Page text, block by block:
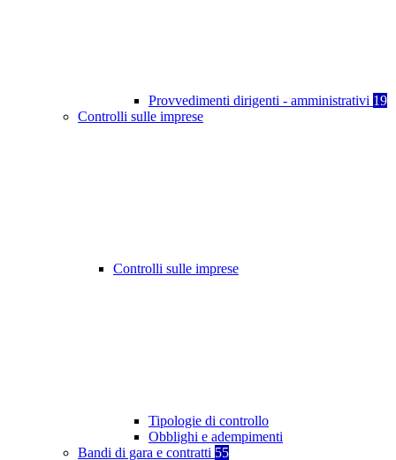
Provvedimenti dirigenti - amministrativi 19
Controlli sulle imprese
Controlli sulle imprese
Tipologie di controllo
Obblighi e adempimenti
Bandi di gara e contratti 55